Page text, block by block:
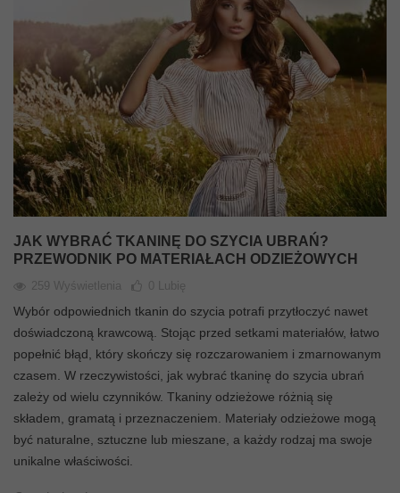
JAK WYBRAĆ TKANINĘ DO SZYCIA UBRAŃ?
PRZEWODNIK PO MATERIAŁACH ODZIEŻOWYCH
259 Wyświetlenia Lubię
Wybór odpowiednich tkanin do szycia potrafi przytłoczyć nawet
doświadczoną krawcową. Stojąc przed setkami materiałów, łatwo
popełnić błąd, który skończy się rozczarowaniem i zmarnowanym
czasem. W rzeczywistości, jak wybrać tkaninę do szycia ubrań
zależy od wielu czynników. Tkaniny odzieżowe różnią się
składem, gramatą i przeznaczeniem. Materiały odzieżowe mogą
być naturalne, sztuczne lub mieszane, a każdy rodzaj ma swoje
unikalne właściwości.